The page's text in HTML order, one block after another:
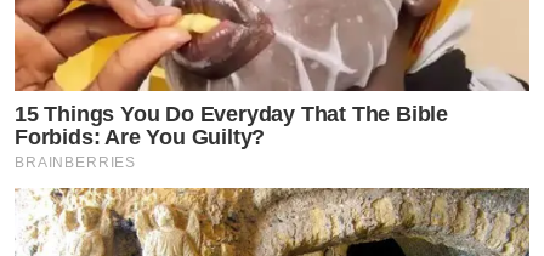
15 Things You Do Everyday That The Bible
Forbids: Are You Guilty?
BRAINBERRIES